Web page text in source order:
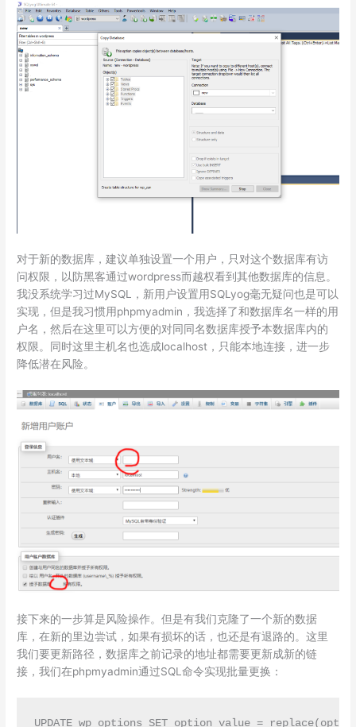
对于新的数据库，建议单独设置一个用户，只对这个数据库有访
问权限，以防黑客通过wordpress而越权看到其他数据库的信息。
我没系统学习过MySQL，新用户设置用SQLyog毫无疑问也是可以
实现，但是我习惯用phpmyadmin，我选择了和数据库名一样的用
户名，然后在这里可以方便的对同同名数据库授予本数据库内的
权限。同时这里主机名也选成localhost，只能本地连接，进一步
降低潜在风险。
接下来的一步算是风险操作。但是有我们克隆了一个新的数据
库，在新的里边尝试，如果有损坏的话，也还是有退路的。这里
我们要更新路径，数据库之前记录的地址都需要更新成新的链
接，我们在phpmyadmin通过SQL命令实现批量更换：
UPDATE wp_options SET option_value =